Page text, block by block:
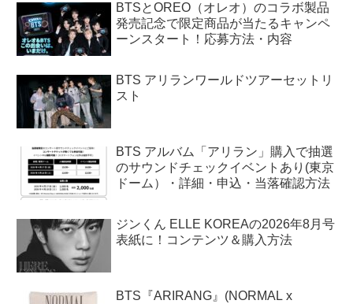
BTSとOREO（オレオ）のコラボ製品
発売記念で限定商品が当たるキャンペ
ーンスタート！応募方法・内容
BTS アリランワールドツアーセットリ
スト
BTS アルバム「アリラン」購入で抽選
のサウンドチェックイベントあり(東京
ドーム）・詳細・申込・当落確認方法
ジンくん ELLE KOREAの2026年8月号
表紙に！コンテンツ＆購入方法
BTS『ARIRANG』(NORMAL x